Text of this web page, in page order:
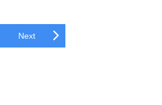
Next